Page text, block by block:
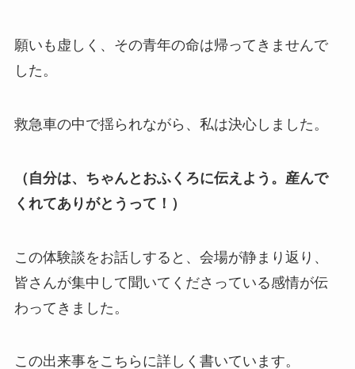
願いも虚しく、その青年の命は帰ってきませんで
した。
救急車の中で揺られながら、私は決心しました。
（自分は、ちゃんとおふくろに伝えよう。産んで
くれてありがとうって！）
この体験談をお話しすると、会場が静まり返り、
皆さんが集中して聞いてくださっている感情が伝
わってきました。
この出来事をこちらに詳しく書いています。